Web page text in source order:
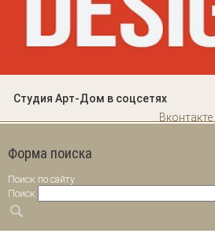
Студия Арт-Дом в соцсетях
Вконтакте
Форма поиска
Поиск по сайту
Поиск